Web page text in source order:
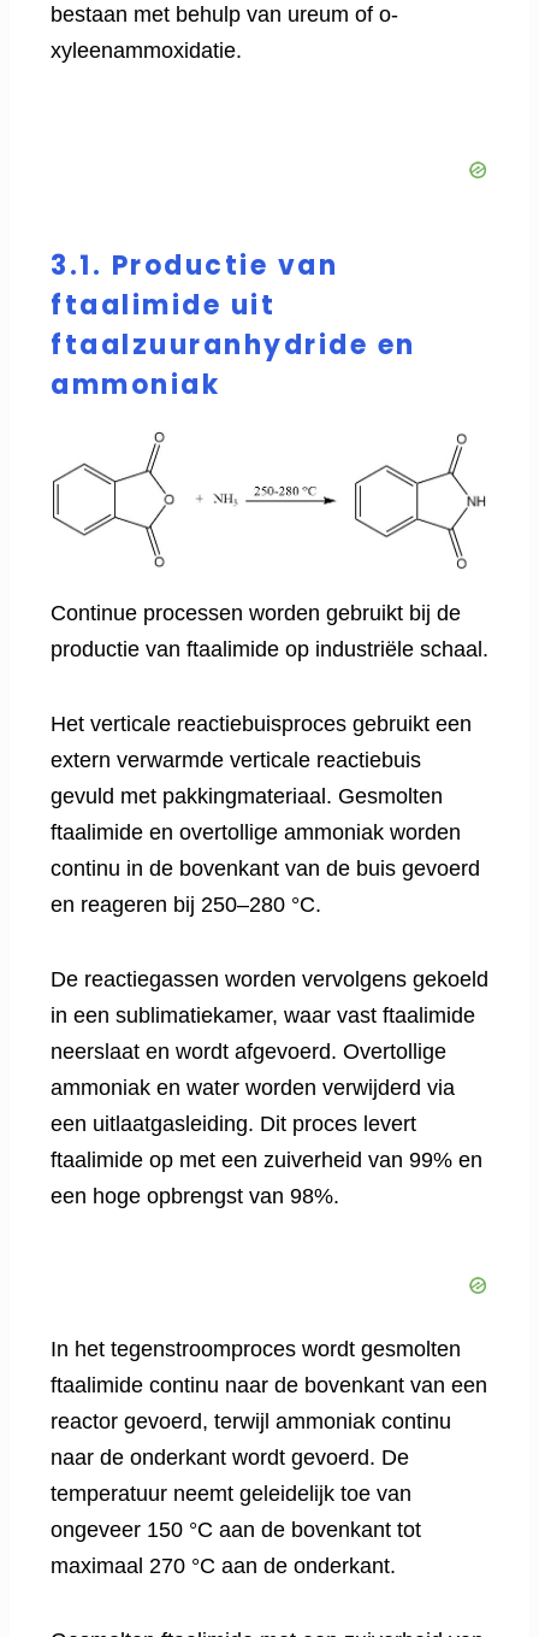
bestaan ​​met behulp van ureum of o-
xyleenammoxidatie.
3.1. Productie van
ftaalimide uit
ftaalzuuranhydride en
ammoniak
Continue processen worden gebruikt bij de
productie van ftaalimide op industriële schaal.
Het verticale reactiebuisproces gebruikt een
extern verwarmde verticale reactiebuis
gevuld met pakkingmateriaal. Gesmolten
ftaalimide en overtollige ammoniak worden
continu in de bovenkant van de buis gevoerd
en reageren bij 250–280 °C.
De reactiegassen worden vervolgens gekoeld
in een sublimatiekamer, waar vast ftaalimide
neerslaat en wordt afgevoerd. Overtollige
ammoniak en water worden verwijderd via
een uitlaatgasleiding. Dit proces levert
ftaalimide op met een zuiverheid van 99% en
een hoge opbrengst van 98%.
In het tegenstroomproces wordt gesmolten
ftaalimide continu naar de bovenkant van een
reactor gevoerd, terwijl ammoniak continu
naar de onderkant wordt gevoerd. De
temperatuur neemt geleidelijk toe van
ongeveer 150 °C aan de bovenkant tot
maximaal 270 °C aan de onderkant.